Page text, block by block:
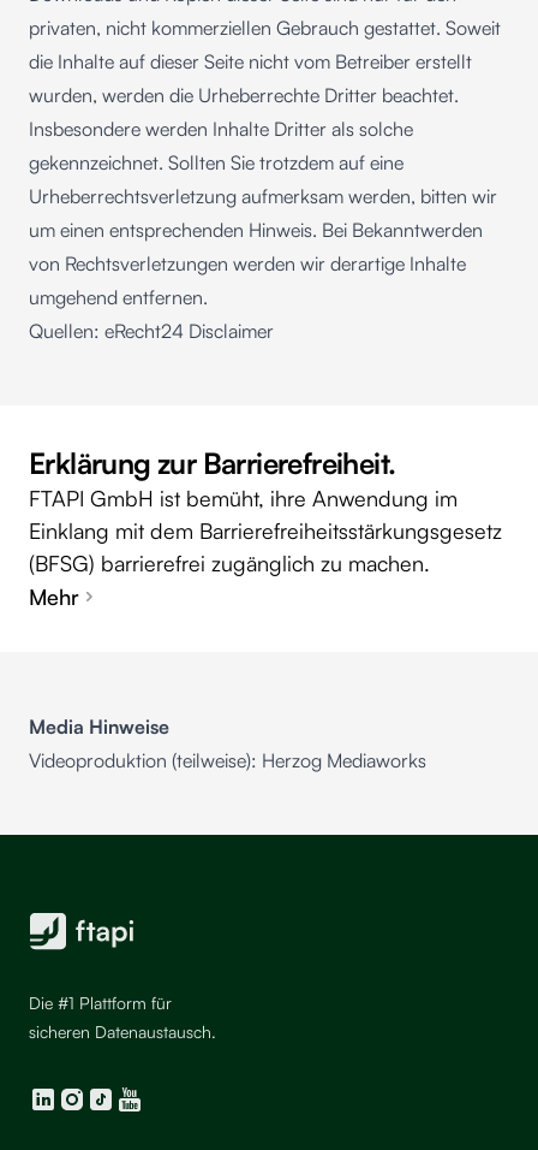
privaten, nicht kommerziellen Gebrauch gestattet. Soweit
die Inhalte auf dieser Seite nicht vom Betreiber erstellt
wurden, werden die Urheberrechte Dritter beachtet.
Insbesondere werden Inhalte Dritter als solche
gekennzeichnet. Sollten Sie trotzdem auf eine
Urheberrechtsverletzung aufmerksam werden, bitten wir
um einen entsprechenden Hinweis. Bei Bekanntwerden
von Rechtsverletzungen werden wir derartige Inhalte
umgehend entfernen.
Quellen: eRecht24 Disclaimer
Erklärung zur Barrierefreiheit.
FTAPI GmbH ist bemüht, ihre Anwendung im
Einklang mit dem Barrierefreiheitsstärkungsgesetz
(BFSG) barrierefrei zugänglich zu machen.
Mehr
Media Hinweise
Videoproduktion (teilweise): Herzog Mediaworks
Die #1 Plattform für
sicheren Datenaustausch.
LinkedIn
Instagram
TikTokYouTube